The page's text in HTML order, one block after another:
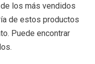
los más vendidos
de estos productos
Puede encontrar